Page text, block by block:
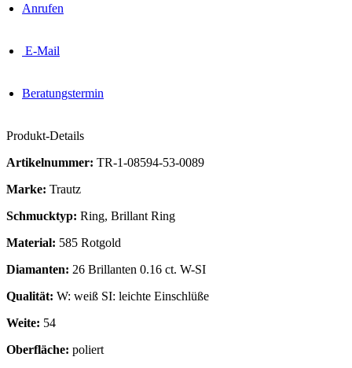
Anrufen
E-Mail
Beratungstermin
Produkt-Details
Artikelnummer: TR-1-08594-53-0089
Marke: Trautz
Schmucktyp: Ring, Brillant Ring
Material: 585 Rotgold
Diamanten: 26 Brillanten 0.16 ct. W-SI
Qualität: W: weiß SI: leichte Einschlüße
Weite: 54
Oberfläche: poliert